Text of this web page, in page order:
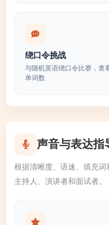
绕口令挑战
与随机英语绕口令比赛，查
单词数
声音与表达指
根据清晰度、语速、填充
主持人、演讲者和面试者。